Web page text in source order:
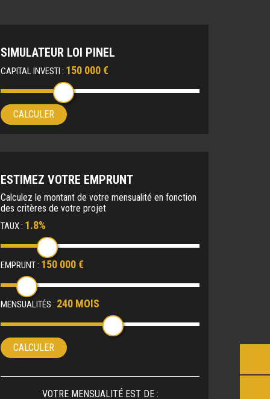
SIMULATEUR LOI PINEL
CAPITAL INVESTI : 150 000 €
CALCULER
ESTIMEZ VOTRE EMPRUNT
Calculez le montant de votre mensualité en fonction
des critères de votre projet
TAUX : 1.8%
EMPRUNT : 150 000 €
MENSUALITÉS : 240 MOIS
CALCULER
VOTRE MENSUALITÉ EST DE :